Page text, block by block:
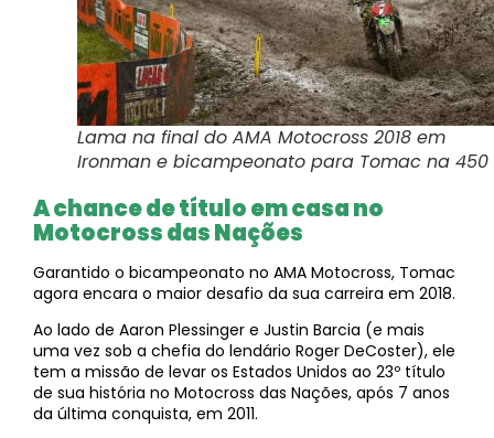
Lama na final do AMA Motocross 2018 em
Ironman e bicampeonato para Tomac na 450
A chance de título em casa no
Motocross das Nações
Garantido o bicampeonato no AMA Motocross, Tomac
agora encara o maior desafio da sua carreira em 2018.
Ao lado de Aaron Plessinger e Justin Barcia (e mais
uma vez sob a chefia do lendário Roger DeCoster), ele
tem a missão de levar os Estados Unidos ao 23º título
de sua história no Motocross das Nações, após 7 anos
da última conquista, em 2011.